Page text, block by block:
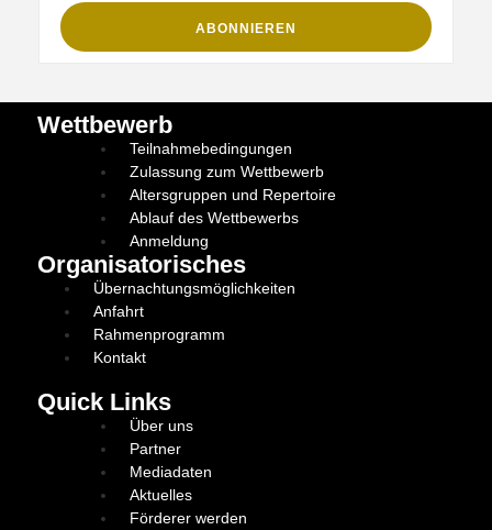
Wettbewerb
Teilnahmebedingungen
Zulassung zum Wettbewerb
Altersgruppen und Repertoire
Ablauf des Wettbewerbs
Anmeldung
Organisatorisches
Übernachtungsmöglichkeiten
Anfahrt
Rahmenprogramm
Kontakt
Quick Links
Über uns
Partner
Mediadaten
Aktuelles
Förderer werden